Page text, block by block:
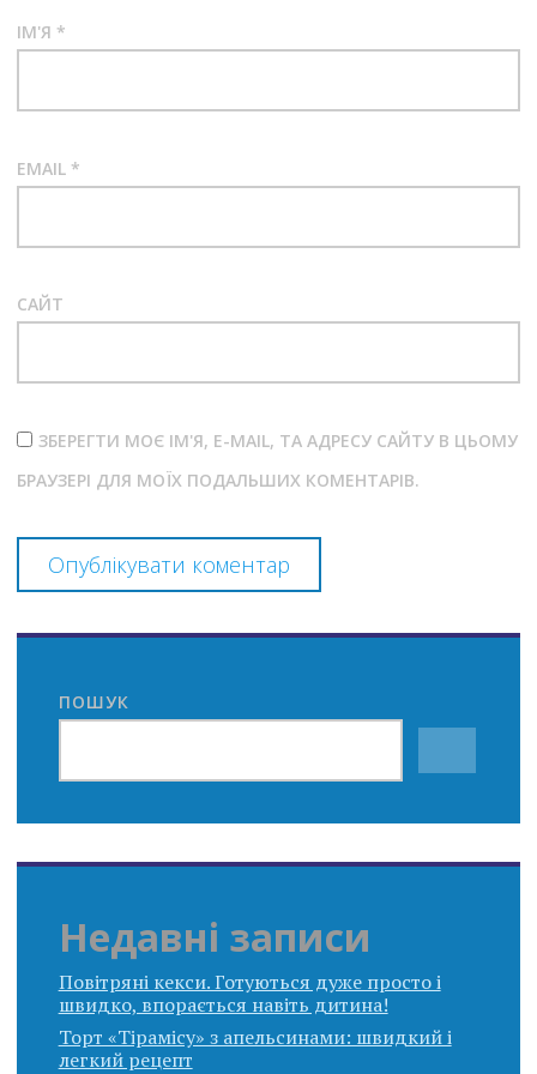
ІМ'Я *
EMAIL *
САЙТ
ЗБЕРЕГТИ МОЄ ІМ'Я, E-MAIL, ТА АДРЕСУ САЙТУ В ЦЬОМУ
БРАУЗЕРІ ДЛЯ МОЇХ ПОДАЛЬШИХ КОМЕНТАРІВ.
ПОШУК
Недавні записи
Повітряні кекси. Готуються дуже просто і
швидко, впорається навіть дитина!
Торт «Тірамісу» з апельсинами: швидкий і
легкий рецепт